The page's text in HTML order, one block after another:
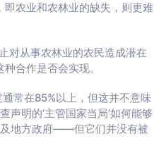
农业和农林业的缺失，则更难
对从事农林业的农民造成潜在
合作是否会实现。
常在85%以上，但这并不意味
声明的‘主管国家当局’如何能够
及地方政府——但它们并没有被